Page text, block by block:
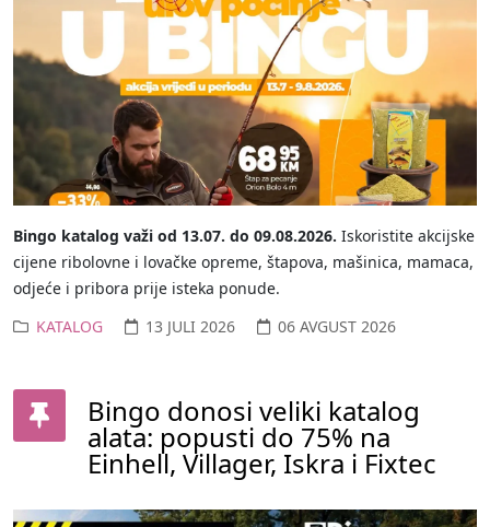
Bingo katalog važi od 13.07. do 09.08.2026. Iskoristite akcijske
cijene ribolovne i lovačke opreme, štapova, mašinica, mamaca,
odjeće i pribora prije isteka ponude.
KATALOG
13 JULI 2026 06 AVGUST 2026
Bingo donosi veliki katalog
alata: popusti do 75% na
Einhell, Villager, Iskra i Fixtec